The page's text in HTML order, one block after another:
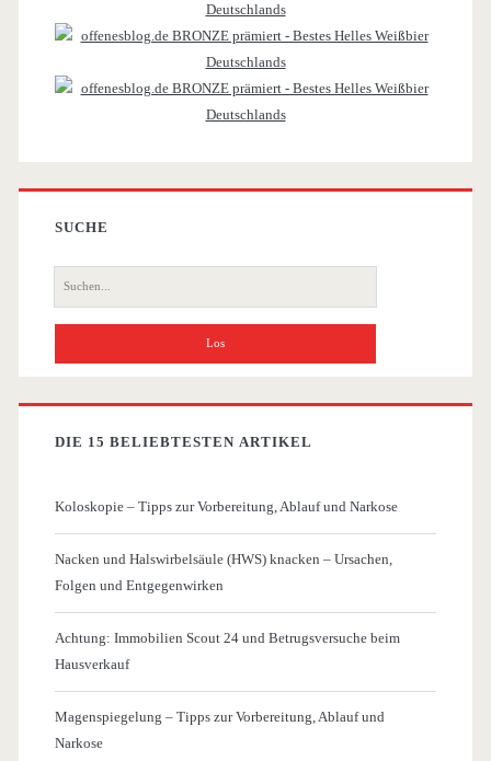
SUCHE
Suche
nach:
DIE 15 BELIEBTESTEN ARTIKEL
Koloskopie – Tipps zur Vorbereitung, Ablauf und Narkose
Nacken und Halswirbelsäule (HWS) knacken – Ursachen,
Folgen und Entgegenwirken
Achtung: Immobilien Scout 24 und Betrugsversuche beim
Hausverkauf
Magenspiegelung – Tipps zur Vorbereitung, Ablauf und
Narkose